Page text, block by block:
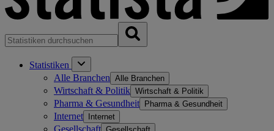
Statistiken
Alle Branchen Alle Branchen
Wirtschaft & Politik Wirtschaft & Politik
Pharma & Gesundheit Pharma & Gesundheit
Internet Internet
Gesellschaft